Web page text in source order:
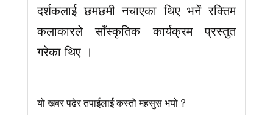
दर्शकलाई छमछमी नचाएका थिए भनें रक्तिम
कलाकारले साँस्कृतिक कार्यक्रम प्रस्तुत
गरेका थिए ।
यो खबर पढेर तपाईलाई कस्तो महसुस भयो ?